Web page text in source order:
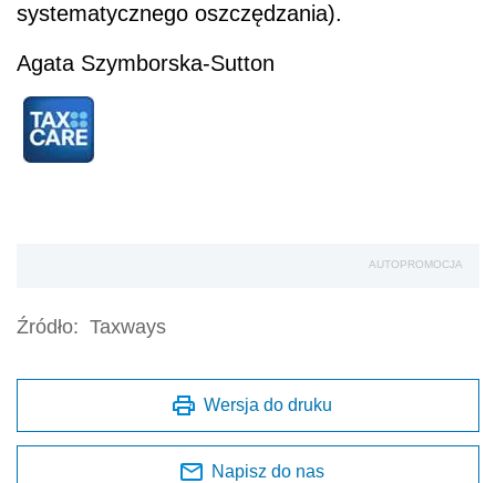
systematycznego oszczędzania).
Agata Szymborska-Sutton
AUTOPROMOCJA
Źródło: Taxways
Wersja do druku
Napisz do nas